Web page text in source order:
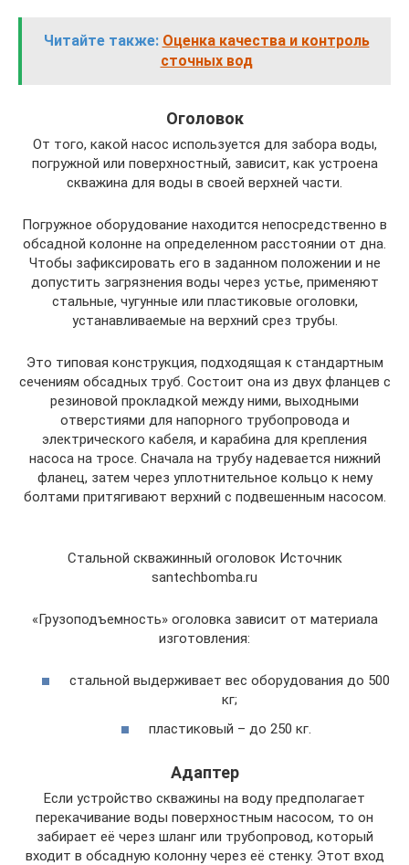
Читайте также: Оценка качества и контроль
сточных вод
Оголовок
От того, какой насос используется для забора воды,
погружной или поверхностный, зависит, как устроена
скважина для воды в своей верхней части.
Погружное оборудование находится непосредственно в
обсадной колонне на определенном расстоянии от дна.
Чтобы зафиксировать его в заданном положении и не
допустить загрязнения воды через устье, применяют
стальные, чугунные или пластиковые оголовки,
устанавливаемые на верхний срез трубы.
Это типовая конструкция, подходящая к стандартным
сечениям обсадных труб. Состоит она из двух фланцев с
резиновой прокладкой между ними, выходными
отверстиями для напорного трубопровода и
электрического кабеля, и карабина для крепления
насоса на тросе. Сначала на трубу надевается нижний
фланец, затем через уплотнительное кольцо к нему
болтами притягивают верхний с подвешенным насосом.
Стальной скважинный оголовок Источник
santechbomba.ru
«Грузоподъемность» оголовка зависит от материала
изготовления:
стальной выдерживает вес оборудования до 500
кг;
пластиковый – до 250 кг.
Адаптер
Если устройство скважины на воду предполагает
перекачивание воды поверхностным насосом, то он
забирает её через шланг или трубопровод, который
входит в обсадную колонну через её стенку. Этот вход